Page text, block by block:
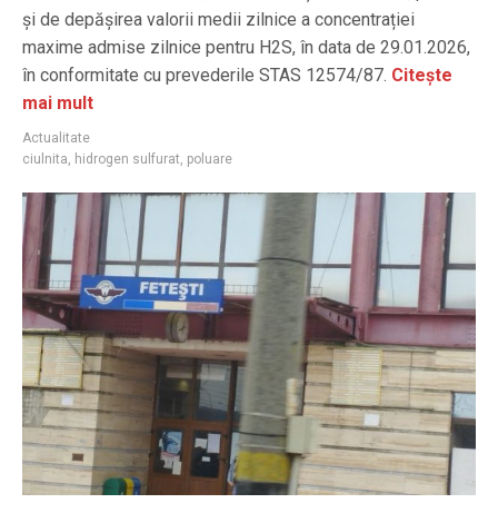
și de depășirea valorii medii zilnice a concentrației
maxime admise zilnice pentru H2S, în data de 29.01.2026,
în conformitate cu prevederile STAS 12574/87. Citește
mai mult
Actualitate
ciulnita, hidrogen sulfurat, poluare